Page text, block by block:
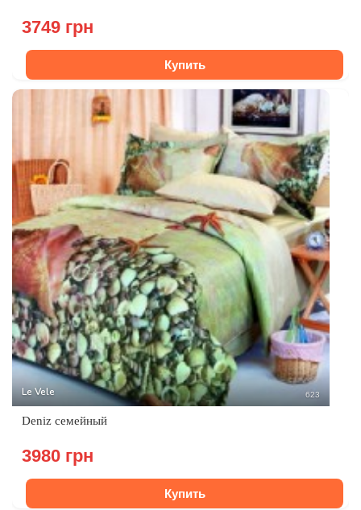
3749 грн
Купить
Le Vele 623
Deniz cемейный
3980 грн
Купить